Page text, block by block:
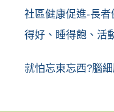
社區健康促進-長
得好、睡得飽、活
就怕忘東忘西?腦